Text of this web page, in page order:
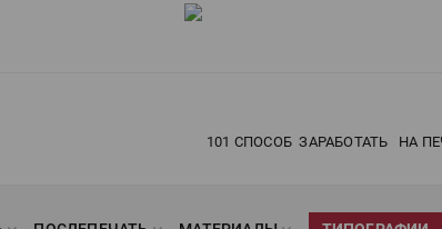
101 СПОСОБ ЗАРАБОТАТЬ НА